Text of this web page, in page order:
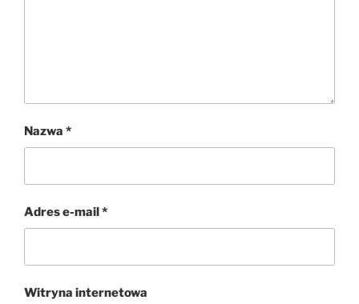
Nazwa *
Adres e-mail*
Witryna internetowa